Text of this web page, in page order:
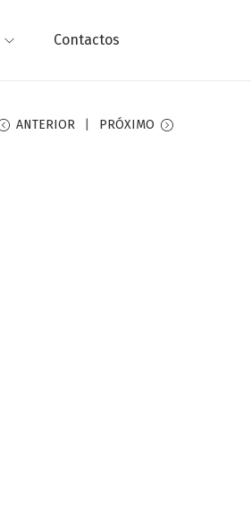
Contactos
ANTERIOR PRÓXIMO